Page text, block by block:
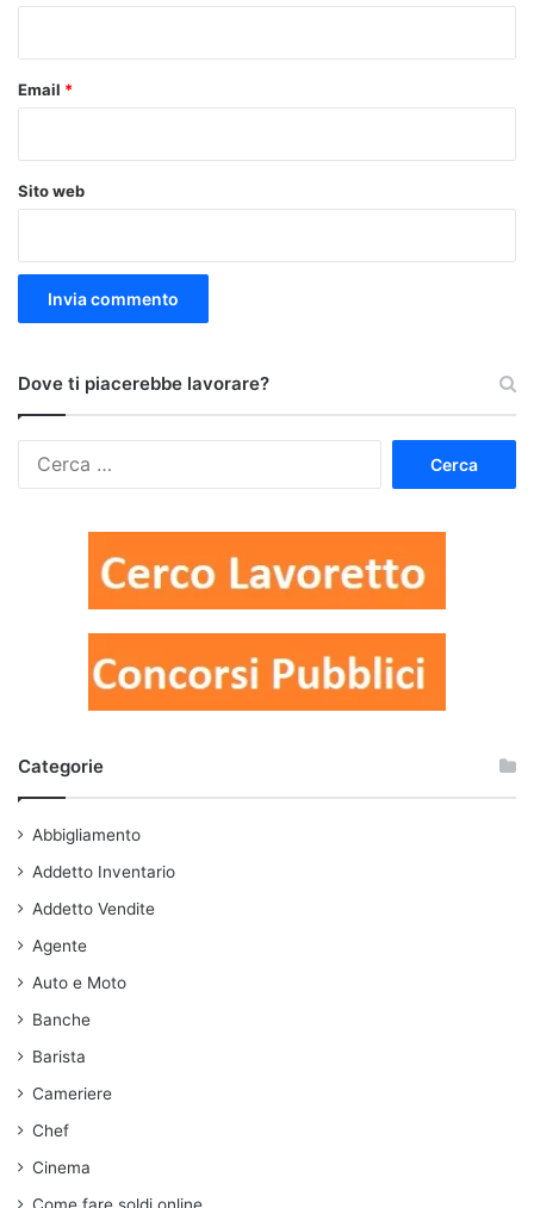
Email *
Sito web
Dove ti piacerebbe lavorare?
Categorie
Abbigliamento
Addetto Inventario
Addetto Vendite
Agente
Auto e Moto
Banche
Barista
Cameriere
Chef
Cinema
Come fare soldi online